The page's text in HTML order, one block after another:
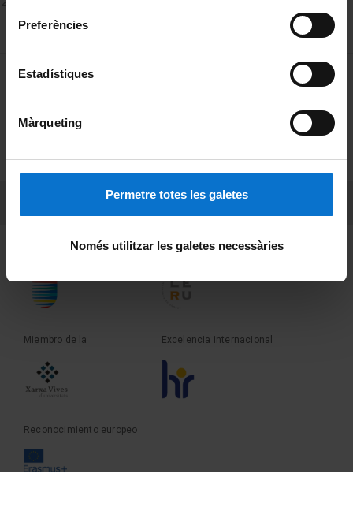
Preferències
Estadístiques
Màrqueting
Permetre totes les galetes
Només utilitzar les galetes necessàries
MENÚ PEU 1
Privacidad y términos
Sobre UBtv
Fundadora de la Miembro de la
Miembro de la Excelencia internacional
Reconocimiento europeo